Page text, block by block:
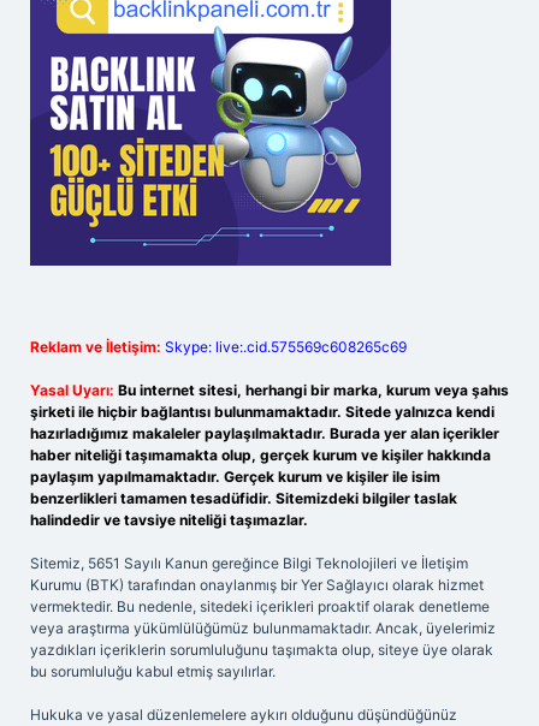
Reklam ve İletişim: Skype: live:.cid.575569c608265c69
Yasal Uyarı: Bu internet sitesi, herhangi bir marka, kurum veya şahıs
şirketi ile hiçbir bağlantısı bulunmamaktadır. Sitede yalnızca kendi
hazırladığımız makaleler paylaşılmaktadır. Burada yer alan içerikler
haber niteliği taşımamakta olup, gerçek kurum ve kişiler hakkında
paylaşım yapılmamaktadır. Gerçek kurum ve kişiler ile isim
benzerlikleri tamamen tesadüfidir. Sitemizdeki bilgiler taslak
halindedir ve tavsiye niteliği taşımazlar.
Sitemiz, 5651 Sayılı Kanun gereğince Bilgi Teknolojileri ve İletişim
Kurumu (BTK) tarafından onaylanmış bir Yer Sağlayıcı olarak hizmet
vermektedir. Bu nedenle, sitedeki içerikleri proaktif olarak denetleme
veya araştırma yükümlülüğümüz bulunmamaktadır. Ancak, üyelerimiz
yazdıkları içeriklerin sorumluluğunu taşımakta olup, siteye üye olarak
bu sorumluluğu kabul etmiş sayılırlar.
Hukuka ve yasal düzenlemelere aykırı olduğunu düşündüğünüz